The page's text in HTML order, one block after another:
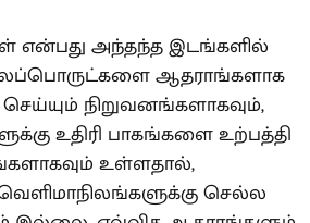
என்பது அந்தந்த இடங்களில்
ஆதராங்களாக
நிறுவனங்களாகவும்,
உதிரி பாகங்களை உற்பத்தி
உள்ளதால்,
செல்ல